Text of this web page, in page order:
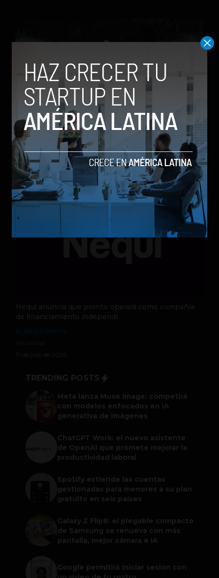
Qwen 3.8-Max, la nueva IA de Alibaba que desafía a
los modelos más poderosos
by Sergio Ramos
Actualidad
5 de agosto de 2026
Nequi anuncia que pronto operará como compañía
de financiamiento independi
31 de julio de 2026
TRENDING POSTS
Meta lanza Muse Image: competirá
con modelos enfocados en IA
generativa de imágenes
ChatGPT Work: el nuevo asistente
de OpenAI que promete mejorar la
productividad laboral
Spotify extiende las cuentas
gestionadas para menores a su plan
gratuito en seis países
Galaxy Z Flip8: el plegable compacto
de Samsung se renueva con más
pantalla, mejor cámara e IA
Google permitirá iniciar sesión con